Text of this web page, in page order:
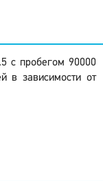
с пробегом 90000
в зависимости от